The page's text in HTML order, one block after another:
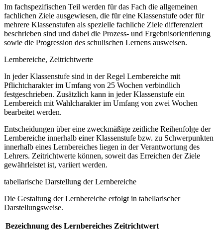
Im fachspezifischen Teil werden für das Fach die allgemeinen
fachlichen Ziele ausgewiesen, die für eine Klassenstufe oder für
mehrere Klassenstufen als spezielle fachliche Ziele differenziert
beschrieben sind und dabei die Prozess- und Ergebnisorientierung
sowie die Progression des schulischen Lernens ausweisen.
Lernbereiche, Zeitrichtwerte
In jeder Klassenstufe sind in der Regel Lernbereiche mit
Pflichtcharakter im Umfang von 25 Wochen verbindlich
festgeschrieben. Zusätzlich kann in jeder Klassenstufe ein
Lernbereich mit Wahlcharakter im Umfang von zwei Wochen
bearbeitet werden.
Entscheidungen über eine zweckmäßige zeitliche Reihenfolge der
Lernbereiche innerhalb einer Klassenstufe bzw. zu Schwerpunkten
innerhalb eines Lernbereiches liegen in der Verantwortung des
Lehrers. Zeitrichtwerte können, soweit das Erreichen der Ziele
gewährleistet ist, variiert werden.
tabellarische Darstellung der Lernbereiche
Die Gestaltung der Lernbereiche erfolgt in tabellarischer
Darstellungsweise.
Bezeichnung des Lernbereiches Zeitrichtwert